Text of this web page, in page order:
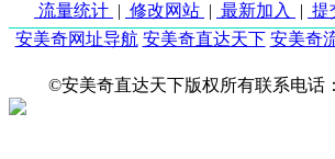
流量统计 | 修改网站 | 最新加入 | 提
安美奇网址导航 安美奇直达天下 安美奇
©安美奇直达天下版权所有联系电话